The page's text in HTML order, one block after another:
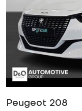
Peugeot 208